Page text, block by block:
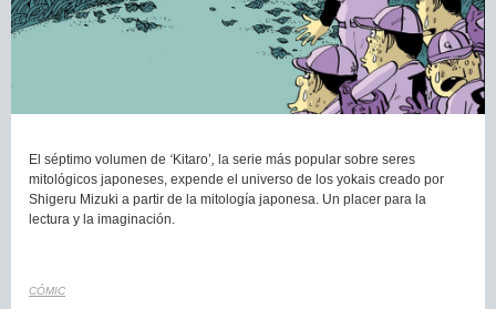
El séptimo volumen de ‘Kitaro’, la serie más popular sobre seres
mitológicos japoneses, expende el universo de los yokais creado por
Shigeru Mizuki a partir de la mitología japonesa. Un placer para la
lectura y la imaginación.
CÓMIC